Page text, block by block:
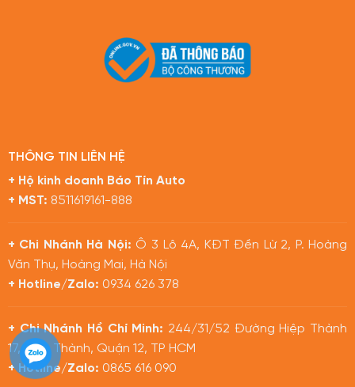
THÔNG TIN LIÊN HỆ
+ Hộ kinh doanh Báo Tín Auto
+ MST: 8511619161-888
+ Chi Nhánh Hà Nội: Ô 3 Lô 4A, KĐT Đền Lừ 2, P. Hoàng
Văn Thụ, Hoàng Mai, Hà Nội
+ Hotline/Zalo: 0934 626 378
+ Chi Nhánh Hồ Chí Minh: 244/31/52 Đường Hiệp Thành
17, Hiệp Thành, Quận 12, TP HCM
+ Hotline/Zalo: 0865 616 090